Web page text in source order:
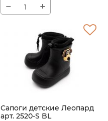
− +
Сапоги детские Леопард
арт. 2520-S BL